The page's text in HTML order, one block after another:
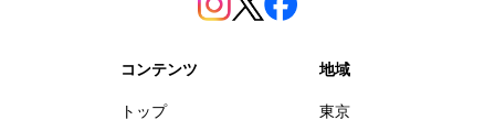
コンテンツ
トップ
地域
東京